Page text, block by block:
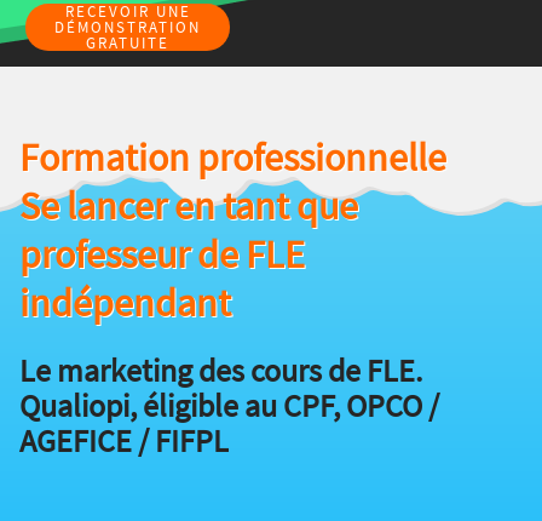
RECEVOIR UNE
DÉMONSTRATION
GRATUITE
Formation professionnelle
Se lancer en tant que
professeur de FLE
indépendant
Le marketing des cours de FLE.
Qualiopi, éligible au CPF, OPCO /
AGEFICE / FIFPL